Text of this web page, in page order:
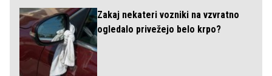
Zakaj nekateri vozniki na vzvratno
ogledalo privežejo belo krpo?